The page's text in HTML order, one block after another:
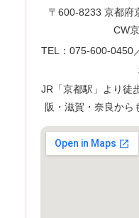
〒600-8233 京都府
CW
TEL：075-600-0450
JR「京都駅」より徒
阪・滋賀・奈良から